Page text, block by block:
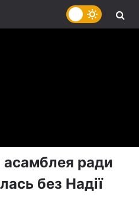
ради
без Надії